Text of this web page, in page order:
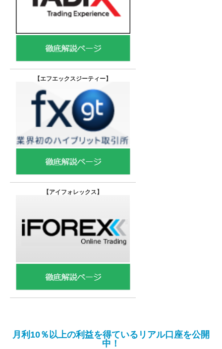
【エフエックスジーティー】
【アイフォレックス】
月利10％以上の利益を得ているリアル口座を公開
中！